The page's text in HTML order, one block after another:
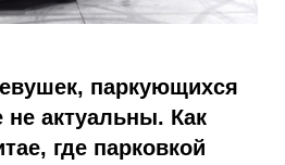
паркующихся
актуальны. Как
где парковкой